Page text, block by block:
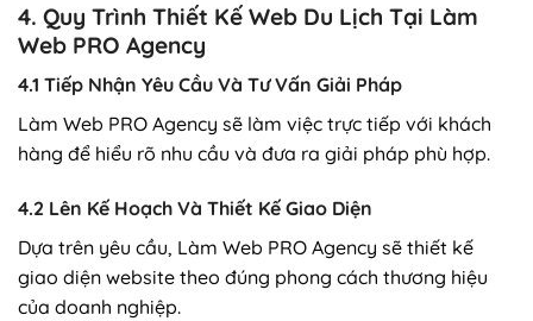
4. Quy Trình Thiết Kế Web Du Lịch Tại Làm
Web PRO Agency
4.1 Tiếp Nhận Yêu Cầu Và Tư Vấn Giải Pháp
Làm Web PRO Agency sẽ làm việc trực tiếp với khách
hàng để hiểu rõ nhu cầu và đưa ra giải pháp phù hợp.
4.2 Lên Kế Hoạch Và Thiết Kế Giao Diện
Dựa trên yêu cầu, Làm Web PRO Agency sẽ thiết kế
giao diện website theo đúng phong cách thương hiệu
của doanh nghiệp.